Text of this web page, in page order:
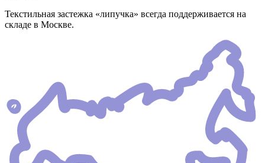
Текстильная застежка «липучка» всегда поддерживается на
складе в Москве.